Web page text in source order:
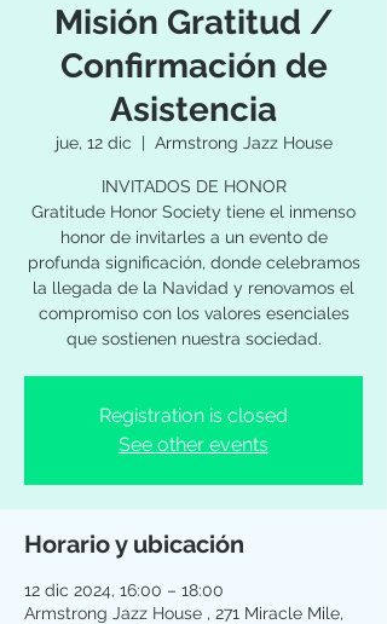
Misión Gratitud /
Confirmación de
Asistencia
jue, 12 dic
  |
Armstrong Jazz House
INVITADOS DE HONOR
Gratitude Honor Society tiene el inmenso
honor de invitarles a un evento de
profunda significación, donde celebramos
la llegada de la Navidad y renovamos el
compromiso con los valores esenciales
que sostienen nuestra sociedad.
Registration is closed
See other events
Horario y ubicación
12 dic 2024, 16:00 – 18:00
Armstrong Jazz House , 271 Miracle Mile,